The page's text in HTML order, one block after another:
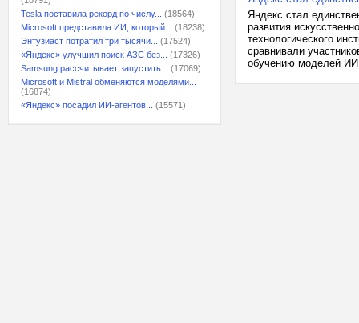
Tesla поставила рекорд по числу...
(18564)
Microsoft представила ИИ, который...
(18238)
Энтузиаст потратил три тысячи...
(17524)
«Яндекс» улучшил поиск АЗС без...
(17326)
Samsung рассчитывает запустить...
(17069)
Microsoft и Mistral обменяются моделями...
(16874)
«Яндекс» посадил ИИ-агентов...
(15571)
Яндекс стал
развития
технологического
сравнивали
обучению моделей